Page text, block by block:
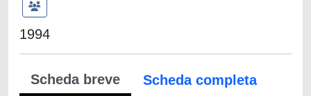
1994
Scheda breve
Scheda completa